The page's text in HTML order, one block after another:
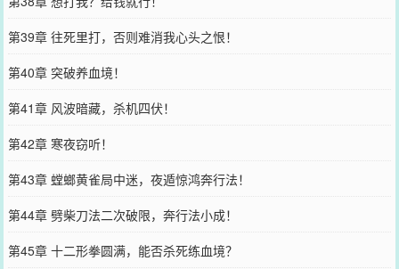
第39章 往死里打，否则难消我心头之恨！
第40章 突破养血境！
第41章 风波暗藏，杀机四伏！
第42章 寒夜窃听！
第43章 螳螂黄雀局中迷，夜遁惊鸿奔行法！
第44章 劈柴刀法二次破限，奔行法小成！
第45章 十二形拳圆满，能否杀死练血境？